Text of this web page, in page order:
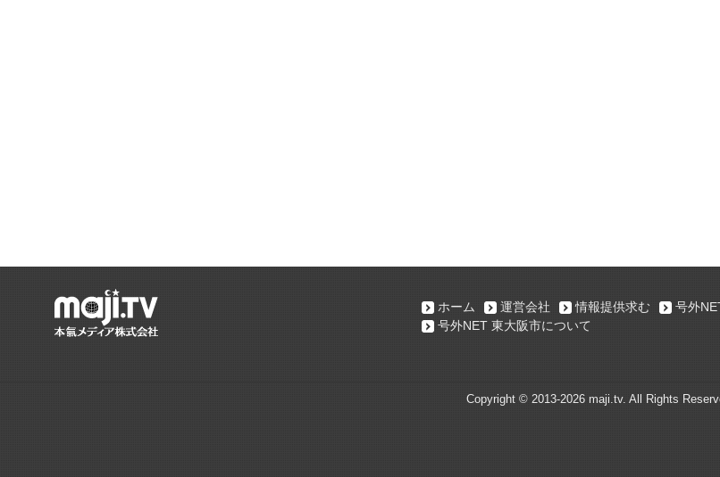
ホーム 運営会社 情報提供求む 号外
号外NET 東大阪市について
Copyright © 2013-2026 maji.tv. All Rights